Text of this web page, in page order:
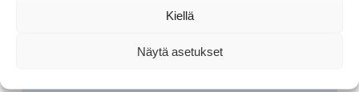
Kiellä
Näytä asetukset
aktiivisen opiskelijakulttuurin.